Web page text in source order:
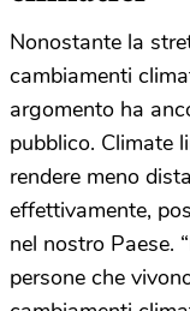
Nonostante la
cambiamenti
argomento ha
pubblico. Climate
rendere meno
effettivamente,
nel nostro Paese.
persone che